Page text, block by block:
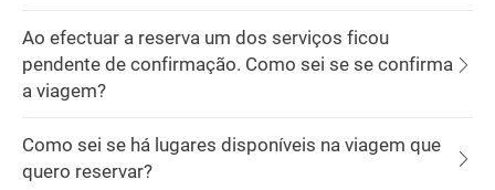
Ao efectuar a reserva um dos serviços ficou
pendente de confirmação. Como sei se se confirma
a viagem?
Como sei se há lugares disponíveis na viagem que
quero reservar?